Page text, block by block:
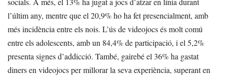
l’últim any, mentre que el 20,9% ho ha fet presencialment, amb
més incidència entre els nois. L’ús de videojocs és molt comú
entre els adolescents, amb un 84,4% de participació, i el 5,2%
presenta signes d’addicció. També, gairebé el 36% ha gastat
diners en videojocs per millorar la seva experiència, superant en